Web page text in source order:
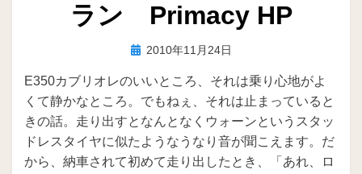
ラン Primacy HP
投稿者ike
投
日:
2010年11月24日
E350カブリオレのいいところ、それは乗り心地がよ
くて静かなところ。でもねぇ、それは止まっていると
きの話。走り出すとなんとなくウォーンというスタッ
ドレスタイヤに似たようなうなり音が聞こえます。だ
から、納車されて初めて走り出したとき、「あれ、ロ